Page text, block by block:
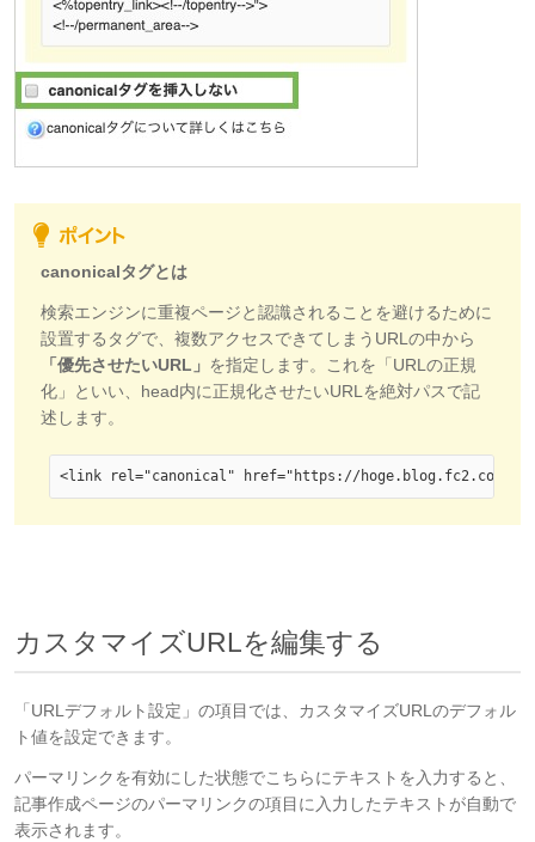
canonicalタグとは
検索エンジンに重複ページと認識されることを避けるために
設置するタグで、複数アクセスできてしまうURLの中から
「優先させたいURL」 を指定します。これを「URLの正規
化」といい、head内に正規化させたいURLを絶対パスで記
述します。
カスタマイズURLを編集する
「URLデフォルト設定」の項目では、カスタマイズURLのデフォル
ト値を設定できます。
パーマリンクを有効にした状態でこちらにテキストを入力すると、
記事作成ページのパーマリンクの項目に入力したテキストが自動で
表示されます。